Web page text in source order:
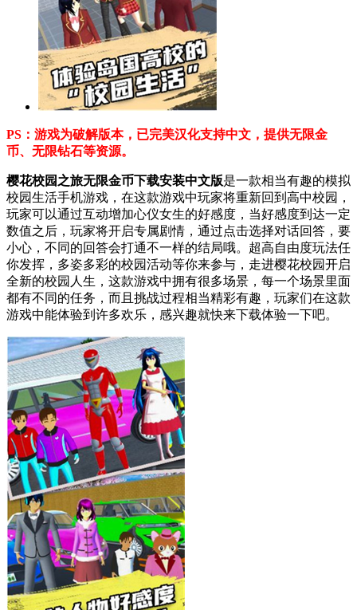
PS：游戏为破解版本，已完美汉化支持中文，提供无限金
币、无限钻石等资源。
樱花校园之旅无限金币下载安装中文版是一款相当有趣的模拟
校园生活手机游戏，在这款游戏中玩家将重新回到高中校园，
玩家可以通过互动增加心仪女生的好感度，当好感度到达一定
数值之后，玩家将开启专属剧情，通过点击选择对话回答，要
小心，不同的回答会打通不一样的结局哦。超高自由度玩法任
你发挥，多姿多彩的校园活动等你来参与，走进樱花校园开启
全新的校园人生，这款游戏中拥有很多场景，每一个场景里面
都有不同的任务，而且挑战过程相当精彩有趣，玩家们在这款
游戏中能体验到许多欢乐，感兴趣就快来下载体验一下吧。